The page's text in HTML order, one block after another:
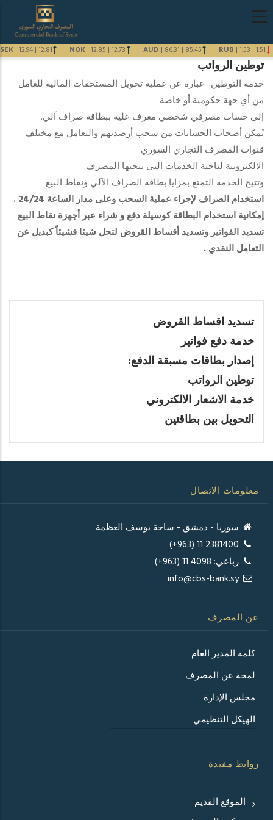
تجاوز
إلى
المحتوى
الرئيسي
Main
arabic
RUB |1.53 |1.51
AUD | 86.31 | 85.45
NOK |12.85 |12.73
SEK| 12.94| 12.81
Previous
Next
توطين الرواتب
خدمة التوطين.. عبارة عن عملية تحويل المستحقات المالية للعامل
من أي جهة حكومية أو خاصة
إلى حساب مصرفي شخصي معرف عليه ببطاقة صراف آلي.
تُمكن أصحاب الحسابات من سحب أرصدتهم والتعامل مع مختلف
قنوات المصرف التجاري السوري
الالكترونية لناحية الخدمات التي يتحيها المصرف.
وتتيح الخدمة التمتع بمزايا بطاقة الصراف الآلي ونقاط البيع
استخدام الصراف لإجراء عملية السحب وعلى مدار الساعة 24/24 .
إمكانية استخدام البطاقة كوسيلة دفع و شراء عبر أجهزة نقاط البيع
تسديد الفواتير وتسديد أقساط القروض لتحل شيئا فشيئاً كبديل عن
التعامل النقدي .
تسديد اقساط القروض
خدمة دفع فواتير
إصدار بطاقات مسبقة الدفع:
توطين الرواتب
خدمة الاشعار الالكتروني
التحويل بين بطاقتين
معلومات الاتصال
سوريا - دمشق - ساحة يوسف العظمة
رباعي: 4098 11 (963+)
info@cbs-bank.sy
عن المصرف
كلمة المدير العام
لمحة عن المصرف
مجلس الإدارة
الهيكل التنظيمي
روابط مفيدة
الموقع القديم